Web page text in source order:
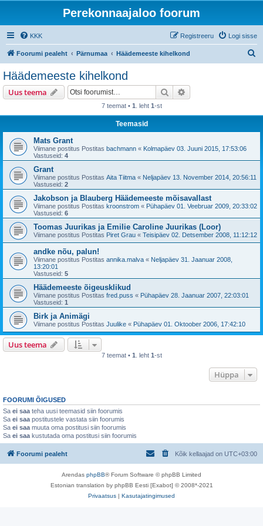
Perekonnaajaloo foorum
KKK Logi sisse
Registreeru
Foorumi pealeht Pärnumaa Häädemeeste kihelkond
Häädemeeste kihelkond
Uus teema Otsi
7 teemat • 1 . leht 1-st
Teemasid
Mats Grant
Viimane postitus Postitas bachmann « Kolmapäev 03. Juuni 2015, 17:53:06
Vastuseid: 4
Grant
Viimane postitus Postitas Aita Tiitma « Neljapäev 13. November 2014, 20:56:11
Vastuseid: 2
Jakobson ja Blauberg Häädemeeste mõisavallast
Viimane postitus Postitas kroonstrom « Pühapäev 01. Veebruar 2009, 20:33:02
Vastuseid: 6
Toomas Juurikas ja Emilie Caroline Juurikas (Loor)
Viimane postitus Postitas Piret Grau « Teisipäev 02. Detsember 2008, 11:12:12
andke nõu, palun!
Viimane postitus Postitas annika.malva « Neljapäev 31. Jaanuar 2008,
13:20:01
Vastuseid: 5
Häädemeeste õigeusklikud
Viimane postitus Postitas fred.puss « Pühapäev 28. Jaanuar 2007, 22:03:01
Vastuseid: 1
Birk ja Animägi
Viimane postitus Postitas Juulike « Pühapäev 01. Oktoober 2006, 17:42:10
Uus teema
7 teemat • 1 . leht 1-st
Hüppa
FOORUMI ÕIGUSED
Sa ei saa teha uusi teemasid siin foorumis
Sa ei saa postitustele vastata siin foorumis
Sa ei saa muuta oma postitusi siin foorumis
Sa ei saa kustutada oma postitusi siin foorumis
Foorumi pealeht Kõik kellaajad on UTC+03:00
Arendas phpBB® Forum Software © phpBB Limited
Estonian translation by phpBB Eesti [Exabot] © 2008*-2021
Privaatsus | Kasutajatingimused